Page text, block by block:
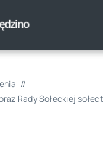
Rady Sołeckiej